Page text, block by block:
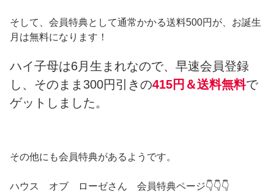
そして、会員特典として通常かかる送料500円が、お誕生
月は無料になります！
ハイ子母は6月生まれなので、早速会員登録
し、そのまま300円引きの415円＆送料無料で
ゲットしました。
その他にも会員特典があるようです。
ハウス オブ ローゼさん 会員特典ページ👇👇👇